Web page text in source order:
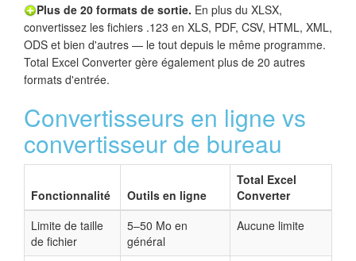
Plus de 20 formats de sortie. En plus du XLSX,
convertissez les fichiers .123 en XLS, PDF, CSV, HTML, XML,
ODS et bien d'autres — le tout depuis le même programme.
Total Excel Converter gère également plus de 20 autres
formats d'entrée.
Convertisseurs en ligne vs
convertisseur de bureau
Fonctionnalité Outils en ligne
Total Excel
Converter
Limite de taille
de fichier
5–50 Mo en
général
Aucune limite